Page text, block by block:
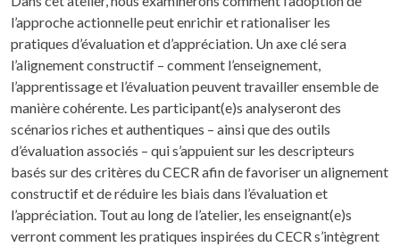
l’approche actionnelle peut enrichir et rationaliser les
pratiques d’évaluation et d’appréciation. Un axe clé sera
l’alignement constructif – comment l’enseignement,
l’apprentissage et l’évaluation peuvent travailler ensemble de
manière cohérente. Les participant(e)s analyseront des
scénarios riches et authentiques – ainsi que des outils
d’évaluation associés – qui s’appuient sur les descripteurs
basés sur des critères du CECR afin de favoriser un alignement
constructif et de réduire les biais dans l’évaluation et
l’appréciation. Tout au long de l’atelier, les enseignant(e)s
verront comment les pratiques inspirées du CECR s’intègrent